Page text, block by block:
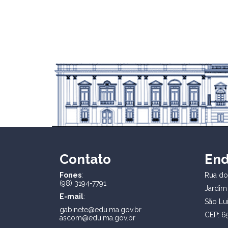
Contato
Fones:
(98) 3194-7791
E-mail:
gabinete@edu.ma.gov.br
ascom@edu.ma.gov.br
Rua
São
CEP: